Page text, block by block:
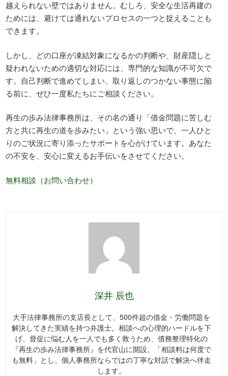
越えられない壁ではありません。むしろ、安全な生活再建の
ためには、避けては通れないプロセスの一つと捉えることも
できます。
しかし、どの口座が凍結対象になるかの判断や、財産隠しと
疑われないための適切な対応には、専門的な知識が不可欠で
す。自己判断で進めてしまい、取り返しのつかない事態に陥
る前に、ぜひ一度私たちにご相談ください。
再生の歩み法律事務所は、その名の通り「借金問題に苦しむ
方と共に再生の道を歩みたい」という強い思いで、一人ひと
りのご状況に寄り添ったサポートを心がけています。あなた
の不安を、安心に変えるお手伝いをさせてください。
無料相談（お問い合わせ）
深井 辰也
大手法律事務所の支店長として、500件超の借金・労働問題を
解決してきた実績を持つ弁護士。相談への心理的ハードルを下
げ、督促に悩む人を一人でも多く救うため、債務整理特化の
『再生の歩み法律事務所』を代官山に開設。「相談料は何度で
も無料」とし、個人事務所ならではの丁寧な対話で解決へ伴走
します。